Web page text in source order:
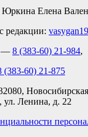
Юркина Елена
редакции:
— 8 (383-60) 21-984,
(383-60) 21-875
ул. Ленина, д. 22